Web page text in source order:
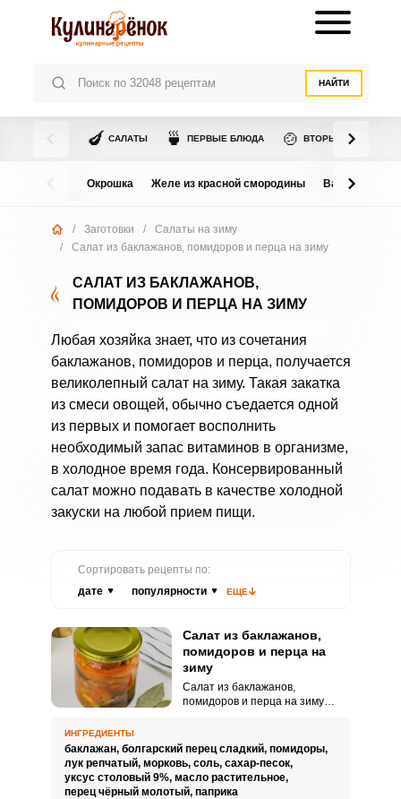
НАЙТИ
🍆 САЛАТЫ 🍵 ПЕРВЫЕ БЛЮДА 🍲 ВТОРЫЕ БЛЮДА
Окрошка Желе из красной смородины Варенье из
/ Заготовки /
Салаты на зиму
/
Салат из баклажанов, помидоров и перца на зиму
САЛАТ ИЗ БАКЛАЖАНОВ,
ПОМИДОРОВ И ПЕРЦА НА ЗИМУ
Любая хозяйка знает, что из сочетания
баклажанов, помидоров и перца, получается
великолепный салат на зиму. Такая закатка
из смеси овощей, обычно съедается одной
из первых и помогает восполнить
необходимый запас витаминов в организме,
в холодное время года. Консервированный
салат можно подавать в качестве холодной
закуски на любой прием пищи.
Сортировать рецепты по:
дате
популярности ЕЩЕ
Салат из баклажанов,
помидоров и перца на
зиму
Салат из баклажанов,
помидоров и перца на зиму
Овощное угощение можно
подавать в качестве
оригинального гарнира к мясу
или рыбе, а также есть как
ИНГРЕДИЕНТЫ
баклажан, болгарский перец сладкий, помидоры,
лук репчатый, морковь, соль, сахар-песок,
уксус столовый 9%, масло растительное,
перец чёрный молотый, паприка